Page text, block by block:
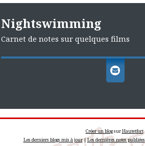
Nightswimming
Carnet de notes sur quelques films
Créer un blogsurHautetfort
Les derniers blogs mis à jour|Les dernières notes publiées